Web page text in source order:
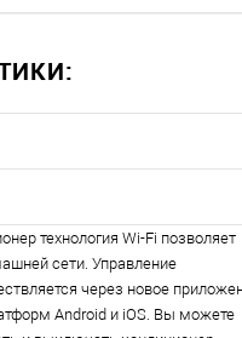
технология Wi-Fi позволяет
сети. Управление
через новое
Android и iOS. Вы можете